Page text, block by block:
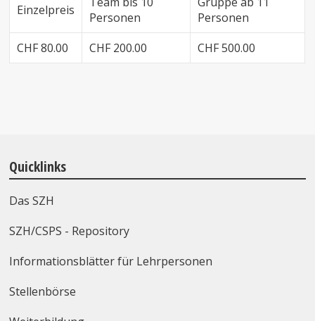
Einzelpreis
Personen
Personen
CHF 80.00
CHF 200.00 CHF 500.00
Quicklinks
Das SZH
SZH/CSPS - Repository
Informationsblätter für Lehrpersonen
Stellenbörse